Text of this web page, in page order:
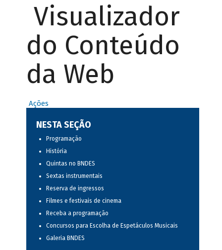
Visualizador
do Conteúdo
da Web
Ações
NESTA SEÇÃO
Programação
História
Quintas no BNDES
Sextas instrumentais
Reserva de ingressos
Filmes e festivais de cinema
Receba a programação
Concursos para Escolha de Espetáculos Musicais
Galeria BNDES